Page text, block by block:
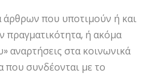
άρθρων που υποτιμούν ή και
πραγματικότητα, ή ακόμα
αναρτήσεις στα κοινωνικά
συνδέονται με το